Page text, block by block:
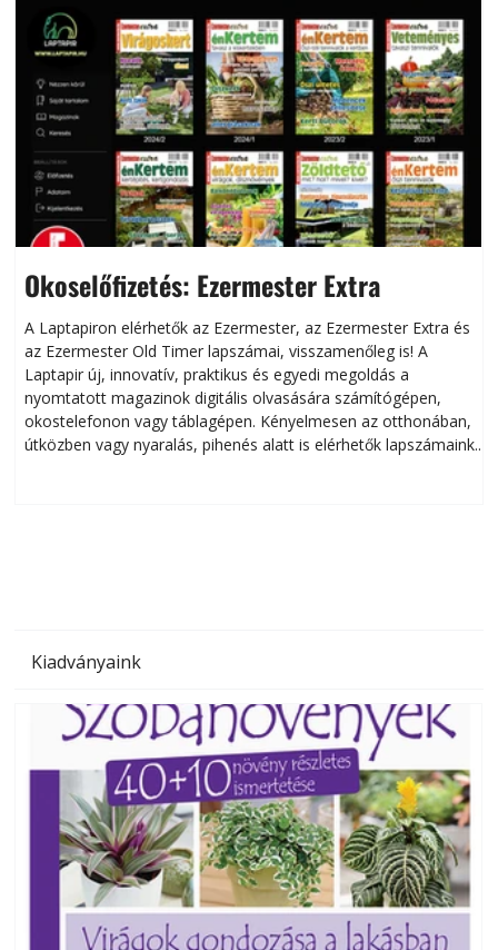
Okoselőfizetés: Ezermester Extra
A Laptapiron elérhetők az Ezermester, az Ezermester Extra és
az Ezermester Old Timer lapszámai, visszamenőleg is! A
Laptapir új, innovatív, praktikus és egyedi megoldás a
nyomtatott magazinok digitális olvasására számítógépen,
okostelefonon vagy táblagépen. Kényelmesen az otthonában,
útközben vagy nyaralás, pihenés alatt is elérhetők lapszámaink.
Kiadványaink